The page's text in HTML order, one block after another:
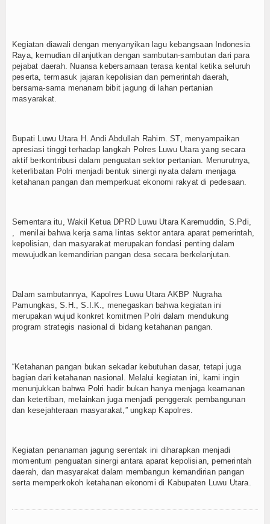
Kegiatan diawali dengan menyanyikan lagu kebangsaan Indonesia
Raya, kemudian dilanjutkan dengan sambutan-sambutan dari para
pejabat daerah. Nuansa kebersamaan terasa kental ketika seluruh
peserta, termasuk jajaran kepolisian dan pemerintah daerah,
bersama-sama menanam bibit jagung di lahan pertanian
masyarakat.
Bupati Luwu Utara H. Andi Abdullah Rahim. ST, menyampaikan
apresiasi tinggi terhadap langkah Polres Luwu Utara yang secara
aktif berkontribusi dalam penguatan sektor pertanian. Menurutnya,
keterlibatan Polri menjadi bentuk sinergi nyata dalam menjaga
ketahanan pangan dan memperkuat ekonomi rakyat di pedesaan.
Sementara itu, Wakil Ketua DPRD Luwu Utara Karemuddin, S.Pdi,
, menilai bahwa kerja sama lintas sektor antara aparat pemerintah,
kepolisian, dan masyarakat merupakan fondasi penting dalam
mewujudkan kemandirian pangan desa secara berkelanjutan.
Dalam sambutannya, Kapolres Luwu Utara AKBP Nugraha
Pamungkas, S.H., S.I.K., menegaskan bahwa kegiatan ini
merupakan wujud konkret komitmen Polri dalam mendukung
program strategis nasional di bidang ketahanan pangan.
“Ketahanan pangan bukan sekadar kebutuhan dasar, tetapi juga
bagian dari ketahanan nasional. Melalui kegiatan ini, kami ingin
menunjukkan bahwa Polri hadir bukan hanya menjaga keamanan
dan ketertiban, melainkan juga menjadi penggerak pembangunan
dan kesejahteraan masyarakat,” ungkap Kapolres.
Kegiatan penanaman jagung serentak ini diharapkan menjadi
momentum penguatan sinergi antara aparat kepolisian, pemerintah
daerah, dan masyarakat dalam membangun kemandirian pangan
serta memperkokoh ketahanan ekonomi di Kabupaten Luwu Utara.